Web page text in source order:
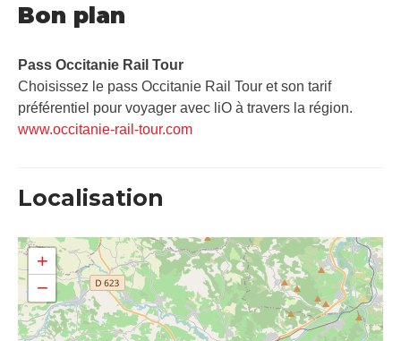
Bon plan
Pass Occitanie Rail Tour​
Choisissez le pass Occitanie Rail Tour et son tarif
préférentiel pour voyager avec liO à travers la région.
www.occitanie-rail-tour.com
Localisation
+
−